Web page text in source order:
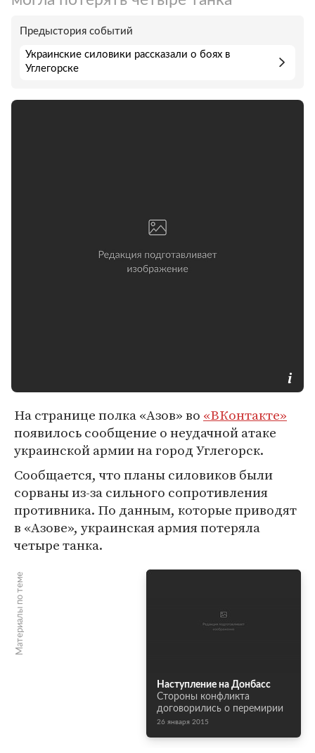
Предыстория событий
Украинские силовики рассказали о боях в
Углегорске
На странице полка «Азов» во «ВКонтакте»
появилось сообщение о неудачной атаке
украинской армии на город Углегорск.
Сообщается, что планы силовиков были
сорваны из-за сильного сопротивления
противника. По данным, которые приводят
в «Азове», украинская армия потеряла
четыре танка.
Материалы по теме
Наступление на Донбасс
Стороны конфликта
договорились о перемирии
26 января 2015